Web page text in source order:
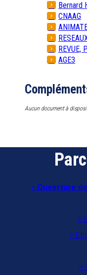
Bernard
CNAAG
REVUE,
AGE3
Aucun document à
Ouverture